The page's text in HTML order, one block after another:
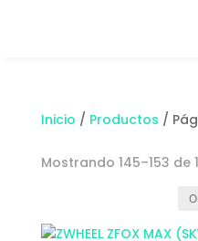
Inicio / Productos /
Mostrando 145–153 de